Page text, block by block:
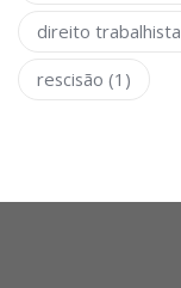
direito trabalhista
rescisão (1)